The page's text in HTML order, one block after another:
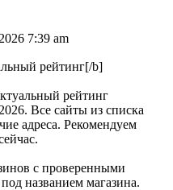
7:39 am
рейтинг[/b]
рейтинг
Все сайты из списка
адреса. Рекомендуем
с проверенными
названием магазина.